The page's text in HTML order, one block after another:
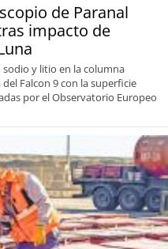
de Paranal
impacto de
sodio y litio en la columna
Falcon 9 con la superficie
por el Observatorio Europeo